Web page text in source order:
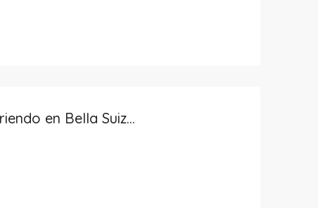
Consultorio en Arriendo en Bella Suiza | Usaquen